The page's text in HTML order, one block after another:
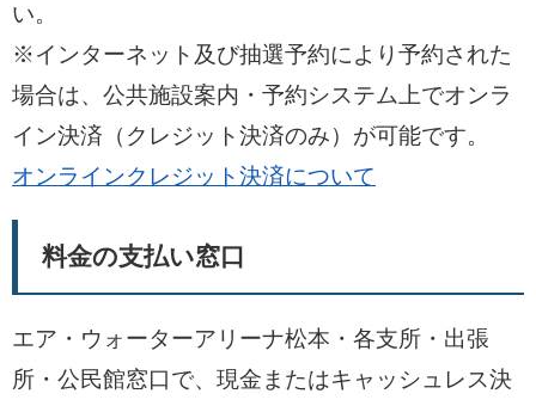
い。
※インターネット及び抽選予約により予約された
場合は、公共施設案内・予約システム上でオンラ
イン決済（クレジット決済のみ）が可能です。
オンラインクレジット決済について
料金の支払い窓口
エア・ウォーターアリーナ松本・各支所・出張
所・公民館窓口で、現金またはキャッシュレス決